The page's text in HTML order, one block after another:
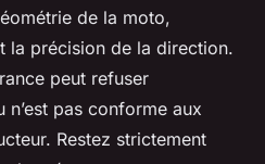
de la moto,
la précision de la direction.
peut refuser
n’est pas conforme aux
Restez strictement